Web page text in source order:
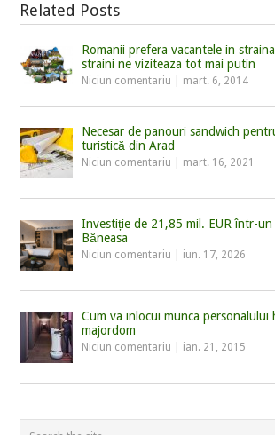
Related Posts
Romanii prefera vacantele in
straini ne viziteaza tot mai putin
Niciun comentariu mart. 6, 2014
Necesar de panouri sandwich
turistică din Arad
Niciun comentariu mart. 16, 2021
Investiție de 21,85 mil. EUR într-
Băneasa
Niciun comentariu iun. 17, 2026
Cum va inlocui munca personalului
majordom
Niciun comentariu ian. 21, 2015